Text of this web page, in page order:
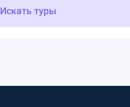
Искать туры